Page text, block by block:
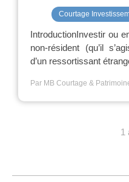
Courtage
IntroductionInvestir ou
non-résident (qu’il
d’un ressortissant
Par MB Courtage &
1